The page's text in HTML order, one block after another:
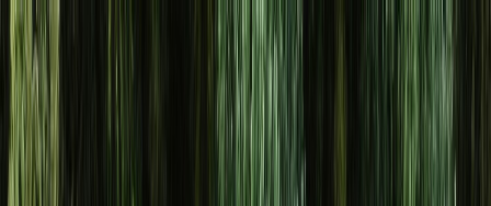
Osta auto
Myy autosi
Miksi carstore